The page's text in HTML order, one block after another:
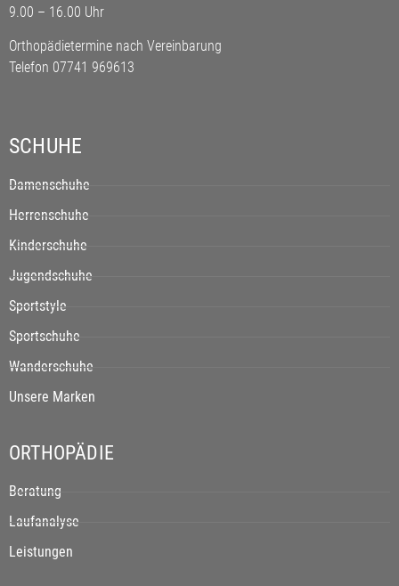
9.00 – 16.00 Uhr
Orthopädietermine nach Vereinbarung
Telefon 07741 969613
SCHUHE
Damenschuhe
Herrenschuhe
Kinderschuhe
Jugendschuhe
Sportstyle
Sportschuhe
Wanderschuhe
Unsere Marken
ORTHOPÄDIE
Beratung
Laufanalyse
Leistungen